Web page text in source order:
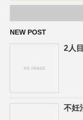
NEW POST
2人
不妊